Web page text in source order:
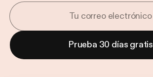
Prueba 30 días gratis